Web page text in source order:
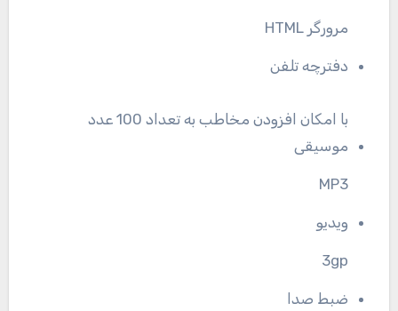
مرورگر HTML
دفترچه تلفن
با امکان افزودن مخاطب به تعداد 100 عدد
موسیقی
MP3
ویدیو
3gp
ضبط صدا